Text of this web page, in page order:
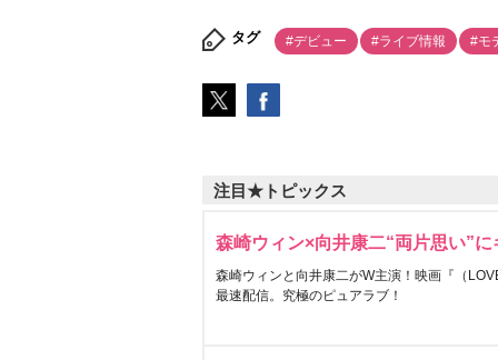
タグ #デビュー #ライブ情報 #モ
注目★トピックス
森崎ウィン×向井康二“両片思い”
森崎ウィンと向井康二がW主演！映画『（
最速配信。究極のピュアラブ！